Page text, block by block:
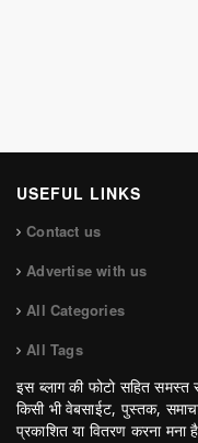
USEFUL LINKS
Contact us
Advertise with us
All Categories
All Tags
इस ब्लाग की फोटो सहित समस्त
किसी भी वेबसाईट, पुस्तक,
प्रकाशित या वितरण करना मना